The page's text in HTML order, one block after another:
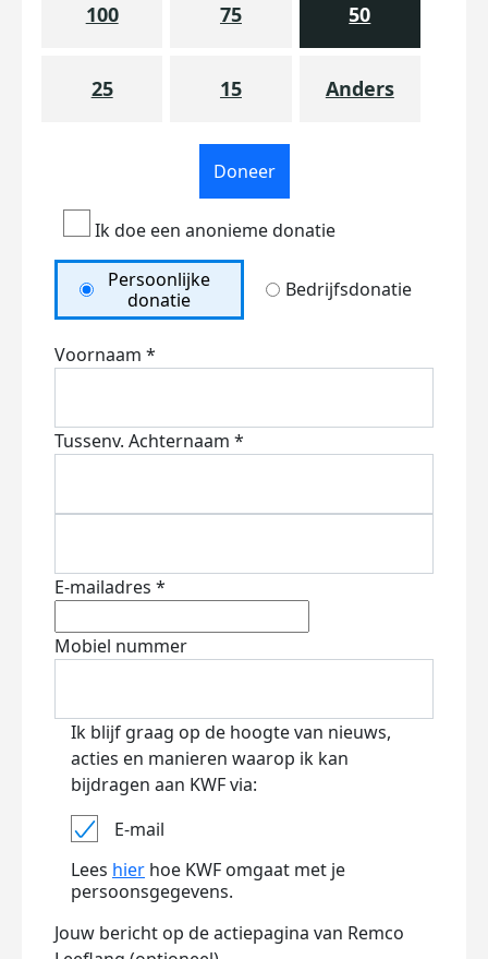
100 75 50
25 15 Anders
Doneer
Ik doe een anonieme donatie
Persoonlijke
donatie
Bedrijfsdonatie
Voornaam *
Tussenv. Achternaam *
E-mailadres *
Mobiel nummer
Ik blijf graag op de hoogte van nieuws,
acties en manieren waarop ik kan
bijdragen aan KWF via:
E-mail
Lees hier hoe KWF omgaat met je
persoonsgegevens.
Jouw bericht op de actiepagina van Remco